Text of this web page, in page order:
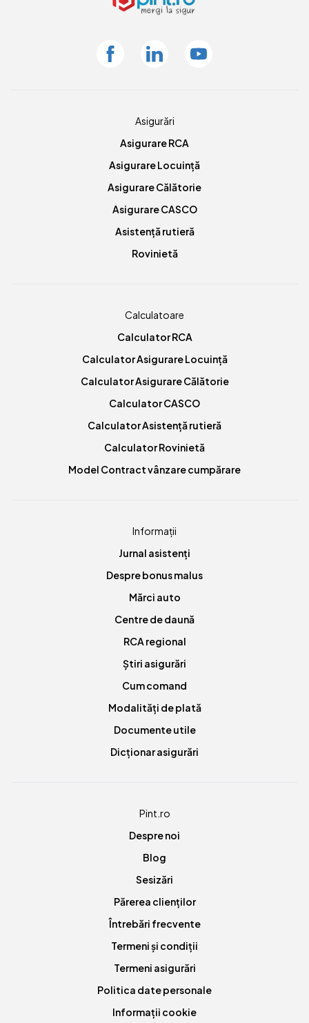
FacebookLinkedin Youtube
Asigurări
Asigurare RCA
Asigurare Locuință
Asigurare Călătorie
Asigurare CASCO
Asistență rutieră
Rovinietă
Calculatoare
Calculator RCA
Calculator Asigurare Locuință
Calculator Asigurare Călătorie
Calculator CASCO
Calculator Asistență rutieră
Calculator Rovinietă
Model Contract vânzare cumpărare
Informații
Jurnal asistenți
Despre bonus malus
Mărci auto
Centre de daună
RCA regional
Știri asigurări
Cum comand
Modalități de plată
Documente utile
Dicționar asigurări
Pint.ro
Despre noi
Blog
Sesizări
Părerea clienților
Întrebări frecvente
Termeni și condiții
Termeni asigurări
Politica date personale
Informații cookie